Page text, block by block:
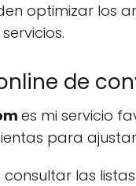
optimizar los
de
es mi servicio
para
las